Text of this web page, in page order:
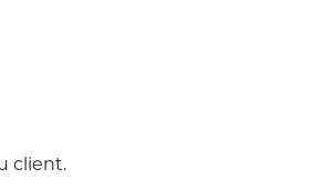
client.